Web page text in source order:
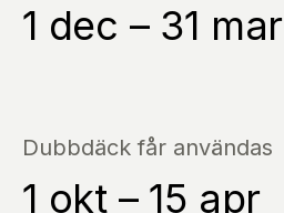
1 dec – 31 mar
Dubbdäck får användas
1 okt – 15 apr